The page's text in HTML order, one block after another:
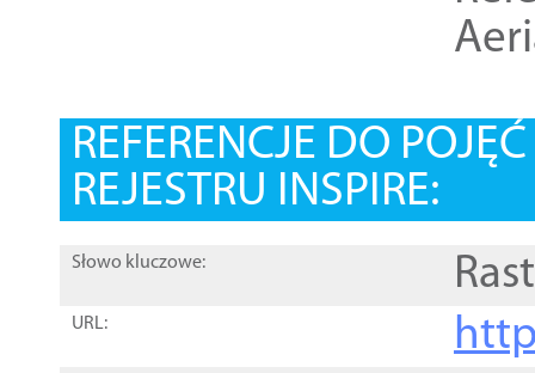
REFERENCJE DO
REJESTRU INSPIRE:
Słowo kluczowe:
URL: